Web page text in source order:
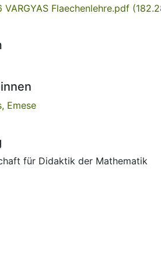
VARGYAS Flaechenlehre.pdf
Emese
für Didaktik der Mathematik